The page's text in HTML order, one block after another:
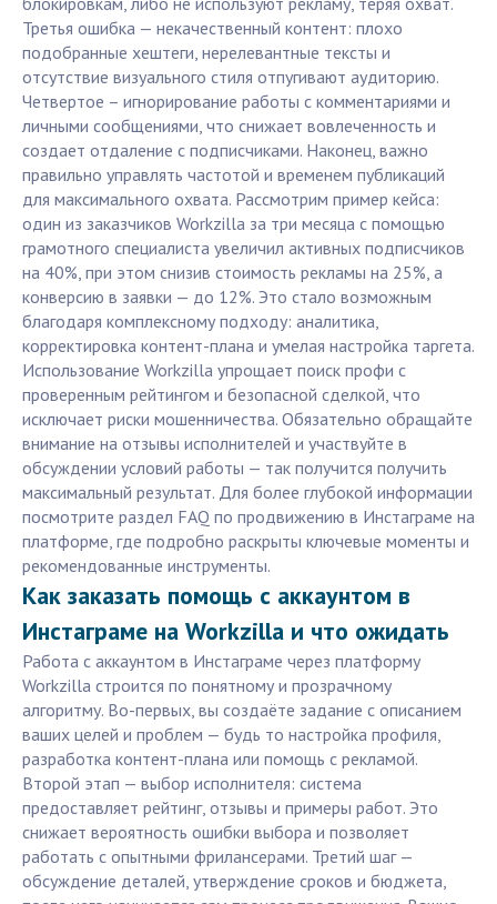
Третья ошибка — некачественный контент: плохо
подобранные хештеги, нерелевантные тексты и
отсутствие визуального стиля отпугивают аудиторию.
Четвертое – игнорирование работы с комментариями и
личными сообщениями, что снижает вовлеченность и
создает отдаление с подписчиками. Наконец, важно
правильно управлять частотой и временем публикаций
для максимального охвата. Рассмотрим пример кейса:
один из заказчиков Workzilla за три месяца с помощью
грамотного специалиста увеличил активных подписчиков
на 40%, при этом снизив стоимость рекламы на 25%, а
конверсию в заявки — до 12%. Это стало возможным
благодаря комплексному подходу: аналитика,
корректировка контент-плана и умелая настройка таргета.
Использование Workzilla упрощает поиск профи с
проверенным рейтингом и безопасной сделкой, что
исключает риски мошенничества. Обязательно обращайте
внимание на отзывы исполнителей и участвуйте в
обсуждении условий работы — так получится получить
максимальный результат. Для более глубокой информации
посмотрите раздел FAQ по продвижению в Инстаграме на
платформе, где подробно раскрыты ключевые моменты и
рекомендованные инструменты.
Как заказать помощь с аккаунтом в
Инстаграме на Workzilla и что ожидать
Работа с аккаунтом в Инстаграме через платформу
Workzilla строится по понятному и прозрачному
алгоритму. Во-первых, вы создаёте задание с описанием
ваших целей и проблем — будь то настройка профиля,
разработка контент-плана или помощь с рекламой.
Второй этап — выбор исполнителя: система
предоставляет рейтинг, отзывы и примеры работ. Это
снижает вероятность ошибки выбора и позволяет
работать с опытными фрилансерами. Третий шаг —
обсуждение деталей, утверждение сроков и бюджета,